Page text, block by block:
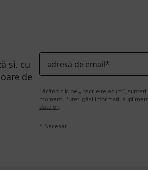
și, cu
de
adresă de email*
Făcând clic pe „Înscrie-te acum”,
moment. Puteți găsi informații
datelor.
* Necesar